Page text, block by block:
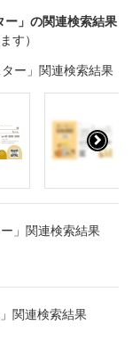
ー」の関連検索結果
す）
ー」関連検索結果
」関連検索結果
関連検索結果